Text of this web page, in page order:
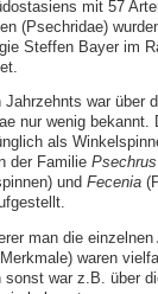
mit 57
(Psechridae)
Steffen Bayer im
war über
nur wenig bekannt.
als
der Familie Psechrus
und Fecenia
man die
waren
sonst war z.B. über